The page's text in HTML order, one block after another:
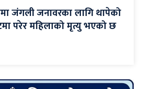
जंगली जनावरका लागि थापेको
परेर महिलाको मृत्यु भएको छ